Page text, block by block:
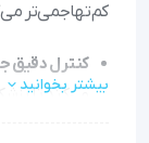
کم‌تهاجمی‌تر
کنترل دقیق
می‌کند تا
بیشتر بخوانید